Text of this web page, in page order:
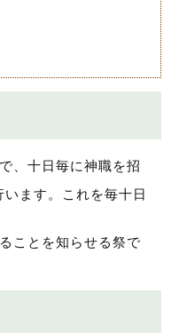
、十日毎に神職を招
います。これを毎十日
ことを知らせる祭で